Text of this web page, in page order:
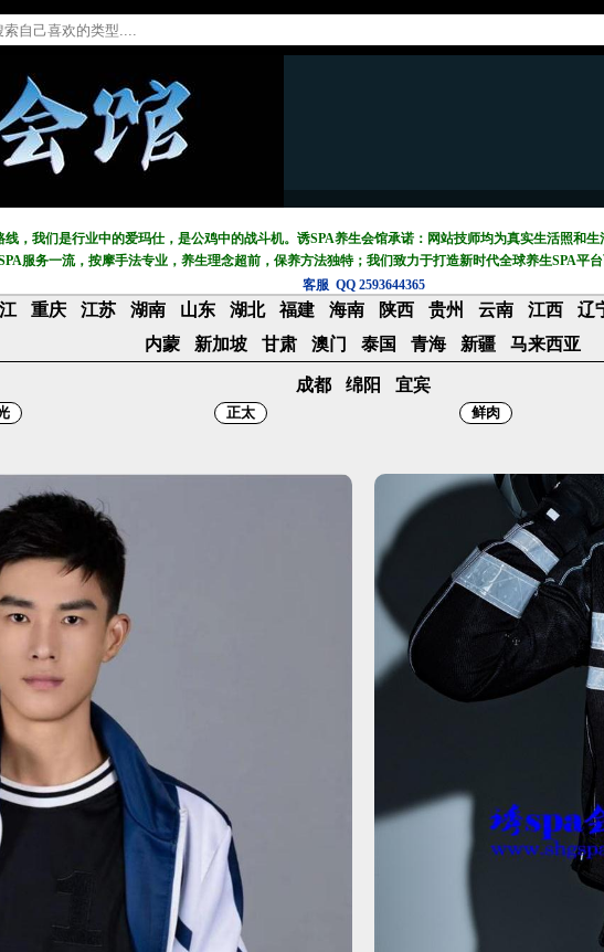
，我们是行业中的爱玛仕，是公鸡中的战斗机。诱SPA养生会馆承诺：网站技师均为真实生活照和
服务一流，按摩手法专业，养生理念超前，保养方法独特；我们致力于打造新时代全球养生SPA平
客服 QQ 2593644365
重庆 江苏 湖南 山东 湖北 福建 海南 陕西 贵州 云南 江西 辽
内蒙
新加坡 甘肃 澳门 泰国 青海 新疆 马来西亚
成都 绵阳 宜宾